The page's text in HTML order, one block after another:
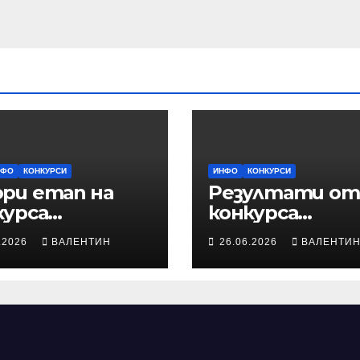
КОНКУРСИ
етап на
от
време“ –
към
ВАЛЕНТИН
ИНФО КОНКУРСИ
Резултати от
конкурса
„Приказки от
новото време“
26.06.2026 ВАЛЕНТИН